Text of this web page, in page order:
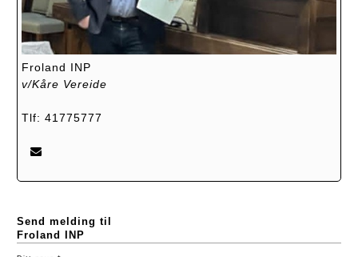
Froland INP
v/Kåre Vereide
Tlf: 41775777
Send melding til
Froland INP